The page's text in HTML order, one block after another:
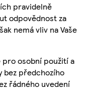
pravidelně
odpovědnost za
nemá vliv na Vaše
pro osobní použití a
bez předchozího
řádného uvedení